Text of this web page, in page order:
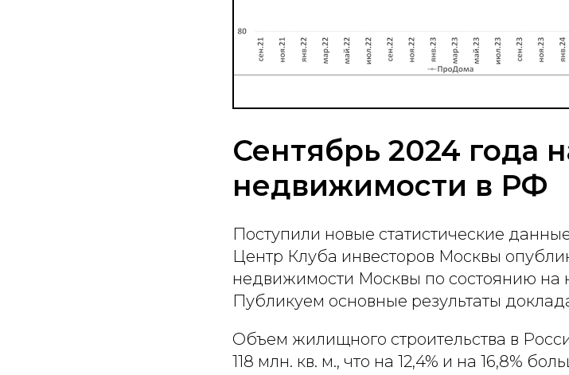
Сентябрь 2024 года
недвижимости в РФ
Поступили новые статистические
Центр Клуба инвесторов Москвы
недвижимости Москвы по состоянию на
Публикуем основные результаты
Объем жилищного строительства в
118 млн. кв. м., что на 12,4% и на 16,8%